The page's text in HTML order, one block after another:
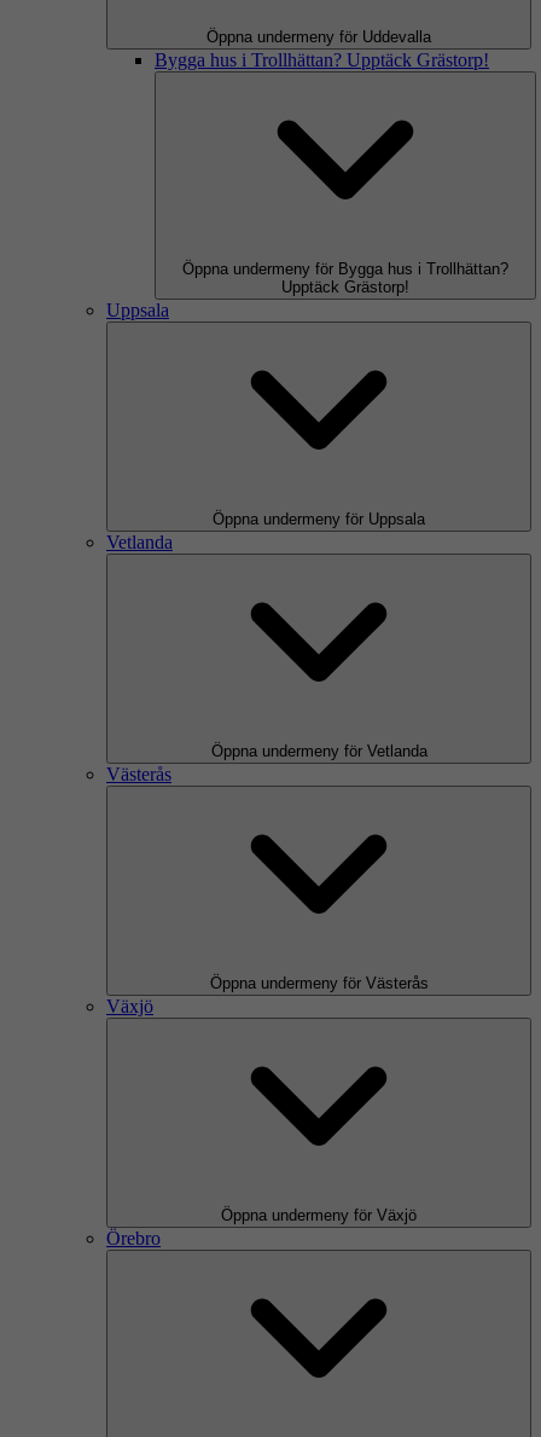
Öppna undermeny för Uddevalla
Bygga hus i Trollhättan? Upptäck Grästorp!
Öppna undermeny för Bygga hus i Trollhättan?
Upptäck Grästorp!
Uppsala
Öppna undermeny för Uppsala
Vetlanda
Öppna undermeny för Vetlanda
Västerås
Öppna undermeny för Västerås
Växjö
Öppna undermeny för Växjö
Örebro